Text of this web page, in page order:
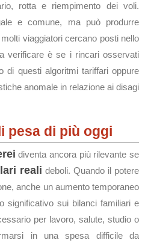
rotta e riempimento dei voli.
e comune, ma può produrre
viaggiatori cercano posti nello
verificare è se i rincari osservati
di questi algoritmi tariffari oppure
anomale in relazione ai disagi
pesa di più oggi
diventa ancora più rilevante se
reali deboli. Quando il potere
anche un aumento temporaneo
significativo sui bilanci familiari e
per lavoro, salute, studio o
in una spesa difficile da